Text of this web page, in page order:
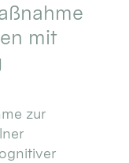
mit
zur